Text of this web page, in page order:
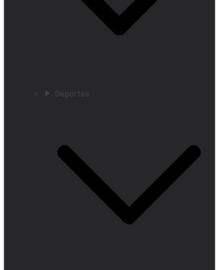
Deportes